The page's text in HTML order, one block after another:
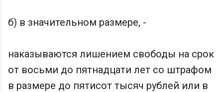
б) в значительном размере, -
наказываются лишением свободы на срок
от восьми до пятнадцати лет со штрафом
в размере до пятисот тысяч рублей или в